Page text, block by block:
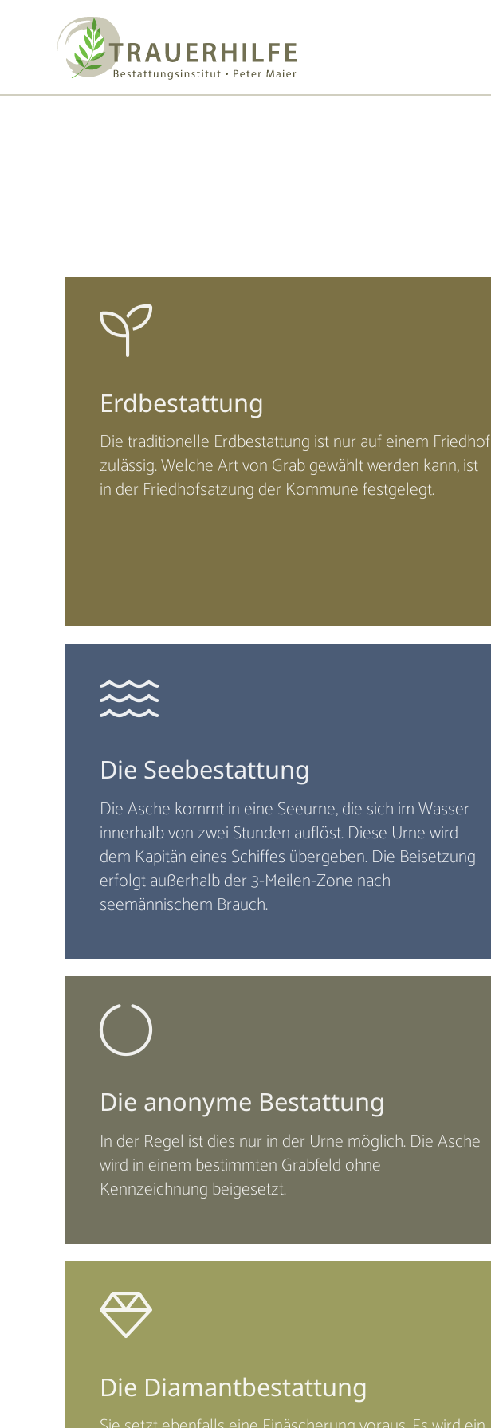
Erdbestattung
Die traditionelle Erdbestattung ist nur auf einem Friedhof
zulässig. Welche Art von Grab gewählt werden kann, ist
in der Friedhofsatzung der Kommune festgelegt.
Die Seebestattung
Die Asche kommt in eine Seeurne, die sich im Wasser
innerhalb von zwei Stunden auflöst. Diese Urne wird
dem Kapitän eines Schiffes übergeben. Die Beisetzung
erfolgt außerhalb der 3-Meilen-Zone nach
seemännischem Brauch.
Die anonyme Bestattung
In der Regel ist dies nur in der Urne möglich. Die Asche
wird in einem bestimmten Grabfeld ohne
Kennzeichnung beigesetzt.
Die Diamantbestattung